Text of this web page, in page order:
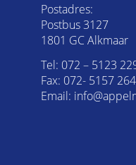
Postadres:
Postbus 3127
1801 GC Alkmaar
Tel: 072 – 5123
Fax: 072- 5157 264
Email: